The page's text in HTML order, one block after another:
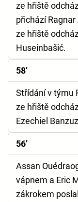
ze hřiště
přichází Ragnar
ze hřiště
Huseinbašić.
58’
Střídání v týmu
ze hřiště
Ezechiel
56’
Assan
vápnem a Eric
zákrokem